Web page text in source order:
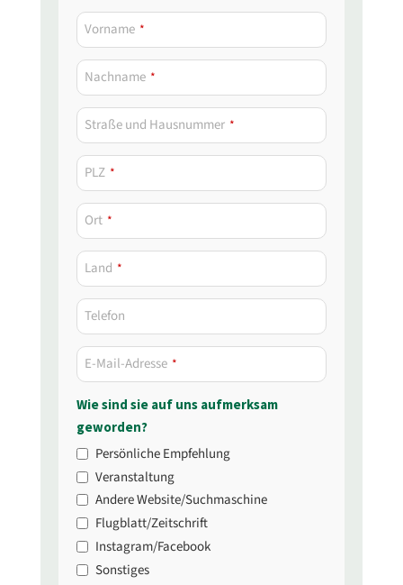
Vorname *
Nachname *
Straße und Hausnummer *
PLZ *
Ort *
Land *
Telefon
E-Mail-Adresse *
Your
Website *
Wie sind sie auf uns aufmerksam
geworden?
Persönliche Empfehlung
Veranstaltung
Andere Website/Suchmaschine
Flugblatt/Zeitschrift
Instagram/Facebook
Sonstiges